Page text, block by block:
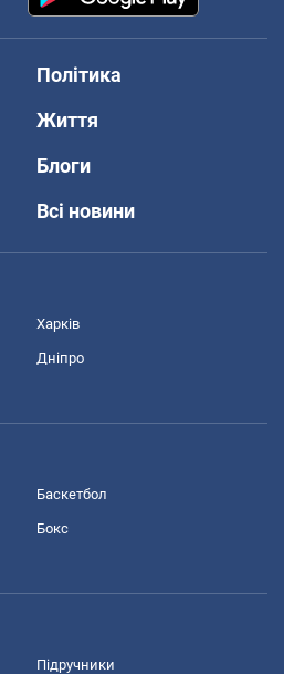
Політика
Життя
Блоги
Всі новини
Харків
Дніпро
Баскетбол
Бокс
Підручники